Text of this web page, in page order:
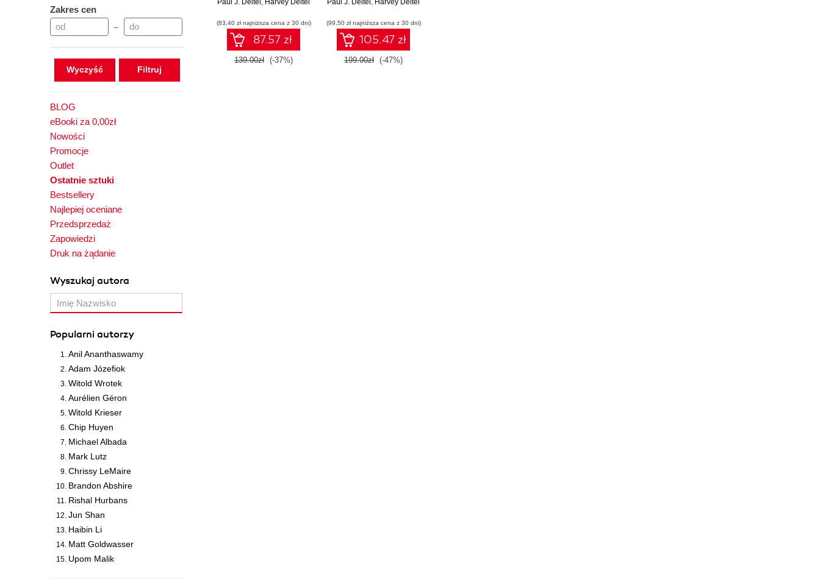
Zakres cen
–
Wyczyść
BLOG
eBooki za 0,00zł
Nowości
Promocje
Outlet
Ostatnie sztuki
Bestsellery
Najlepiej oceniane
Przedsprzedaż
Zapowiedzi
Druk na żądanie
Wyszukaj autora
Popularni autorzy
Anil Ananthaswamy
Adam Józefiok
Witold Wrotek
Aurélien Géron
Witold Krieser
Chip Huyen
Michael Albada
Mark Lutz
Chrissy LeMaire
Brandon Abshire
Rishal Hurbans
Jun Shan
Haibin Li
Matt Goldwasser
Upom Malik
Paul J. Deitel , Harvey Deitel
(83,40 zł najniższa cena z 30 dni)
87.57 zł
139.00zł (-37%)
Paul J. Deitel , Harvey Deitel
(99,50 zł najniższa cena z 30 dni)
105.47 zł
199.00zł (-47%)